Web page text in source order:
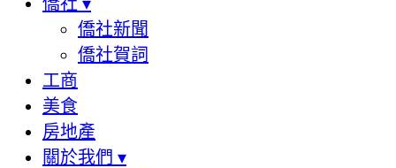
僑社新聞
僑社賀詞
工商
美食
房地產
關於我們 ▾